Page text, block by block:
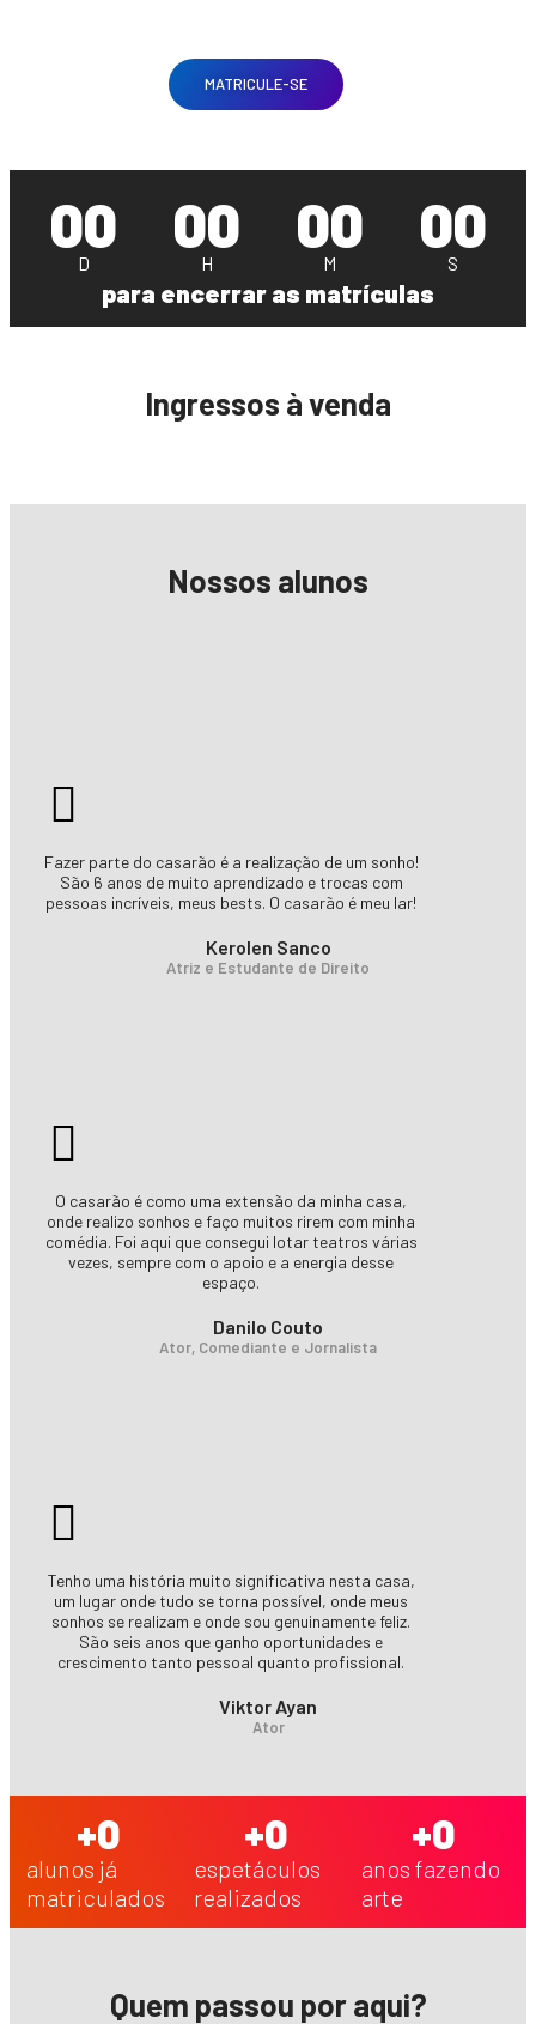
MATRICULE-SE
00
D
00
H
00
M
00
S
para encerrar as matrículas
Ingressos à venda
Nossos alunos
Fazer parte do casarão é a realização de um sonho!
São 6 anos de muito aprendizado e trocas com
pessoas incríveis, meus bests. O casarão é meu lar!
Kerolen Sanco
Atriz e Estudante de Direito
O casarão é como uma extensão da minha casa,
onde realizo sonhos e faço muitos rirem com minha
comédia. Foi aqui que consegui lotar teatros várias
vezes, sempre com o apoio e a energia desse
espaço.
Danilo Couto
Ator, Comediante e Jornalista
Tenho uma história muito significativa nesta casa,
um lugar onde tudo se torna possível, onde meus
sonhos se realizam e onde sou genuinamente feliz.
São seis anos que ganho oportunidades e
crescimento tanto pessoal quanto profissional.
Viktor Ayan
Ator
alunos já
matriculados
+0
espetáculos
realizados
+0
anos fazendo
arte
+0
Quem passou por aqui?